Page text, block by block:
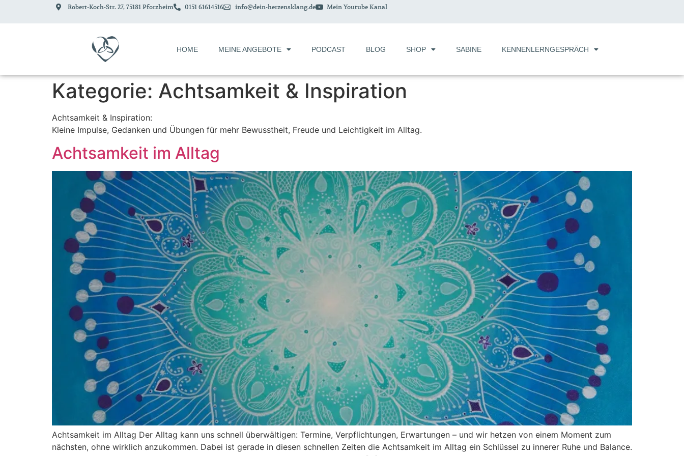
Robert-Koch-Str. 27, 75181 Pforzheim 0151 61614516 info@dein-herzensklang.de Mein Youtube Kanal
HOME MEINE ANGEBOTE PODCAST BLOG SHOP SABINE KENNENLERNGESPRÄCH
Kategorie: Achtsamkeit & Inspiration
Achtsamkeit & Inspiration:
Kleine Impulse, Gedanken und Übungen für mehr Bewusstheit, Freude und Leichtigkeit im Alltag.
Achtsamkeit im Alltag
Achtsamkeit im Alltag Der Alltag kann uns schnell überwältigen: Termine, Verpflichtungen, Erwartungen – und wir hetzen von einem Moment zum
nächsten, ohne wirklich anzukommen. Dabei ist gerade in diesen schnellen Zeiten die Achtsamkeit im Alltag ein Schlüssel zu innerer Ruhe und Balance.